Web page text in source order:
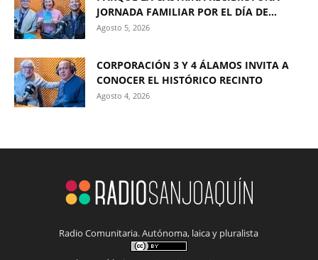
JORNADA FAMILIAR POR EL DÍA DE...
Agosto 5, 2026
CORPORACIÓN 3 Y 4 ÁLAMOS INVITA A
CONOCER EL HISTÓRICO RECINTO
Agosto 4, 2026
Radio Comunitaria. Autónoma, laica y pluralista